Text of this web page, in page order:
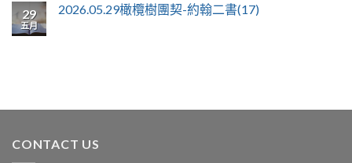
29
五月
2026.05.29橄欖樹團契-約翰二書(17)
CONTACT US